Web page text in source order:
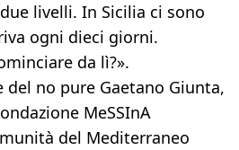
livelli. In Sicilia ci sono
ogni dieci giorni.
da lì?».
del no pure Gaetano Giunta,
MeSSInA
del Mediterraneo